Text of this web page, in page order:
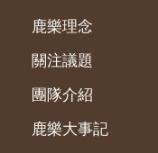
鹿樂理念
關注議題
團隊介紹
鹿樂大事記